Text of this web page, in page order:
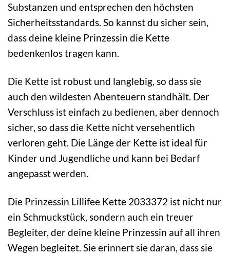
Substanzen und entsprechen den höchsten
Sicherheitsstandards. So kannst du sicher sein,
dass deine kleine Prinzessin die Kette
bedenkenlos tragen kann.
Die Kette ist robust und langlebig, so dass sie
auch den wildesten Abenteuern standhält. Der
Verschluss ist einfach zu bedienen, aber dennoch
sicher, so dass die Kette nicht versehentlich
verloren geht. Die Länge der Kette ist ideal für
Kinder und Jugendliche und kann bei Bedarf
angepasst werden.
Die Prinzessin Lillifee Kette 2033372 ist nicht nur
ein Schmuckstück, sondern auch ein treuer
Begleiter, der deine kleine Prinzessin auf all ihren
Wegen begleitet. Sie erinnert sie daran, dass sie